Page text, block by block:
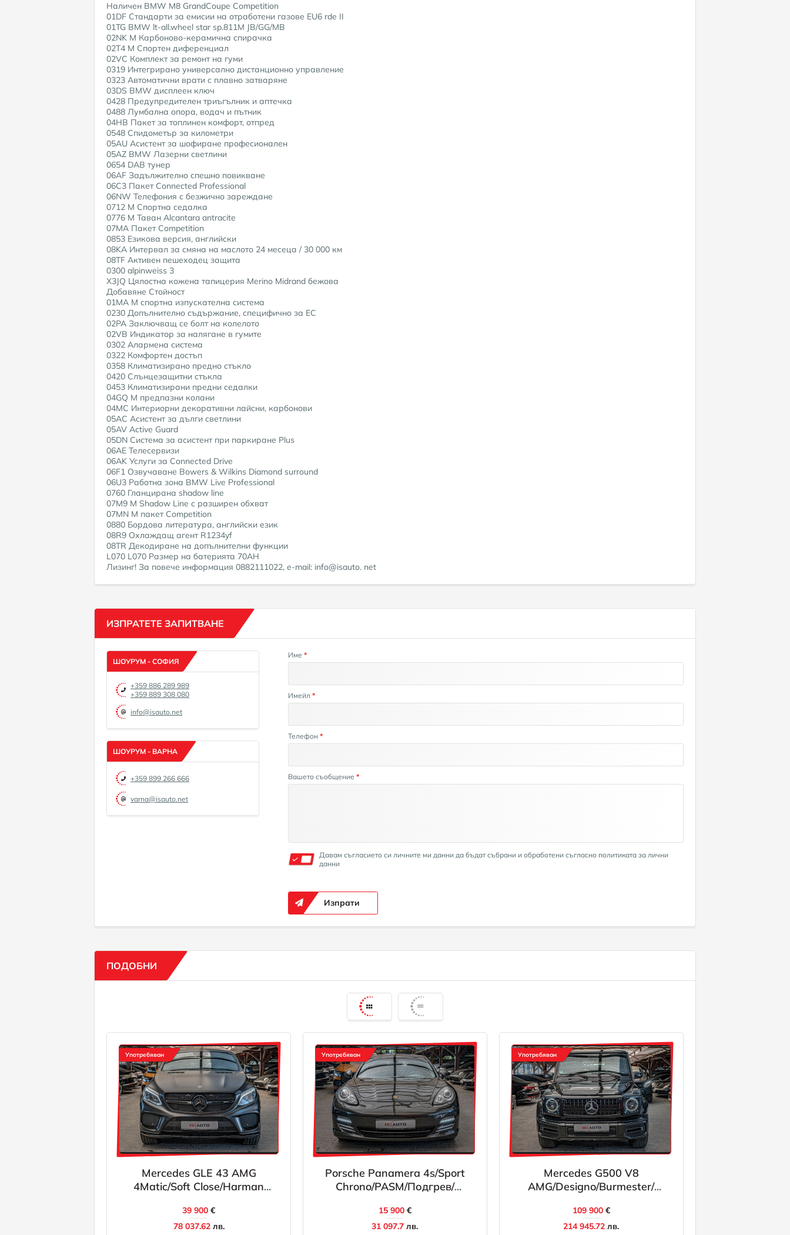
Наличен BMW M8 GrandCoupe Competition
01DF Стандарти за емисии на отработени газове EU6 rde II
01TG BMW lt-all.wheel star sp.811M JB/GG/MB
02NK M Карбоново-керамична спирачка
02T4 M Спортен диференциал
02VC Комплект за ремонт на гуми
0319 Интегрирано универсално дистанционно управление
0323 Автоматични врати с плавно затваряне
03DS BMW дисплеен ключ
0428 Предупредителен триъгълник и аптечка
0488 Лумбална опора, водач и пътник
04HB Пакет за топлинен комфорт, отпред
0548 Спидометър за километри
05AU Асистент за шофиране професионален
05AZ BMW Лазерни светлини
0654 DAB тунер
06AF Задължително спешно повикване
06C3 Пакет Connected Professional
06NW Телефония с безжично зареждане
0712 M Спортна седалка
0776 M Таван Alcantara antracite
07MA Пакет Competition
0853 Езикова версия, английски
08KA Интервал за смяна на маслото 24 месеца / 30 000 км
08TF Активен пешеходец защита
0300 alpinweiss 3
X3JQ Цялостна кожена тапицерия Merino Midrand бежова
Добавяне Стойност
01MA M спортна изпускателна система
0230 Допълнително съдържание, специфично за ЕС
02PA Заключващ се болт на колелото
02VB Индикатор за налягане в гумите
0302 Алармена система
0322 Комфортен достъп
0358 Климатизирано предно стъкло
0420 Слънцезащитни стъкла
0453 Климатизирани предни седалки
04GQ M предпазни колани
04MC Интериорни декоративни лайсни, карбонови
05AC Асистент за дълги светлини
05AV Active Guard
05DN Система за асистент при паркиране Plus
06AE Телесервизи
06AK Услуги за Connected Drive
06F1 Озвучаване Bowers & Wilkins Diamond surround
06U3 Работна зона BMW Live Professional
0760 Гланцирана shadow line
07M9 M Shadow Line с разширен обхват
07MN M пакет Competition
0880 Бордова литература, английски език
08R9 Охлаждащ агент R1234yf
08TR Декодиране на допълнителни функции
L070 L070 Размер на батерията 70AH
Лизинг! За повече информация 0882111022, e-mail: info@isauto. net
ИЗПРАТЕТЕ ЗАПИТВАНЕ
ШОУРУМ - СОФИЯ
+359 886 289 989
+359 889 308 080
info@isauto.net
ШОУРУМ - ВАРНА
+359 899 266 666
varna@isauto.net
Име*
Имейл*
Телефон*
Вашето съобщение*
Давам съгласието си личните ми данни да бъдат събрани и обработени съгласно политиката за лични
данни
Изпрати
ПОДОБНИ
Употребяван
Mercedes GLE 43 AMG
4Matic/Soft Close/Harman
360/Ambient/Blind Assist
39 900 €
78 037.62лв.
Употребяван
Porsche Panamera 4s/Sport
Chrono/PASM/Подгрев/
15 900€
31 097.7 лв.
Употребяван
Mercedes G500 V8
AMG/Designo/Burmester/
Алкантар/Камера 360
109 900€
214 945.72 лв.